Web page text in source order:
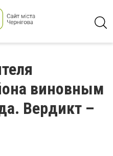
виновным
Вердикт –